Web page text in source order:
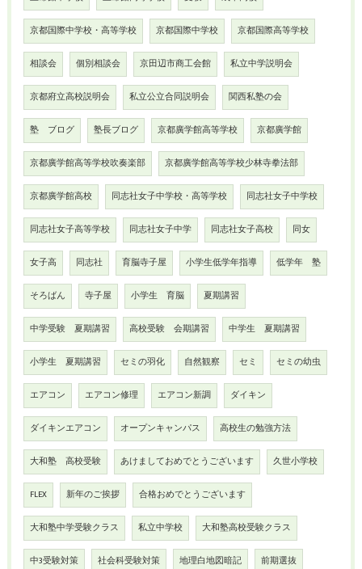
京都国際中学校・高等学校 京都国際中学校 京都国際高等学校
相談会 個別相談会 京田辺市商工会館 私立中学説明会
京都府立高校説明会 私立公立合同説明会 関西私塾の会
塾 ブログ 塾長ブログ 京都廣学館高等学校 京都廣学館
京都廣学館高等学校吹奏楽部 京都廣学館高等学校少林寺拳法部
京都廣学館高校 同志社女子中学校・高等学校 同志社女子中学校
同志社女子高等学校 同志社女子中学 同志社女子高校 同女
女子高 同志社 育脳寺子屋 小学生低学年指導 低学年 塾
そろばん 寺子屋 小学生 育脳 夏期講習
中学受験 夏期講習 高校受験 会期講習 中学生 夏期講習
小学生 夏期講習 セミの羽化 自然観察 セミ セミの幼虫
エアコン エアコン修理 エアコン新調 ダイキン
ダイキンエアコン オープンキャンパス 高校生の勉強方法
大和塾 高校受験 あけましておめでとうございます 久世小学校
FLEX 新年のご挨拶 合格おめでとうございます
大和塾中学受験クラス 私立中学校 大和塾高校受験クラス
中3受験対策 社会科受験対策 地理白地図暗記 前期選抜